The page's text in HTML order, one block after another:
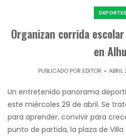
DEPORTES
Organizan corrida
en
PUBLICADO POR EDITOR
Un entretenido panorama
este miércoles 29 de abril. Se
para aprender, convivir para
punto de partida, la plaza de Villa